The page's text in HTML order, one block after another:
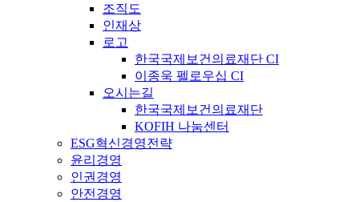
조직도
인재상
로고
한국국제보건의료재단 CI
이종욱 펠로우십 CI
오시는길
한국국제보건의료재단
KOFIH 나눔센터
ESG혁신경영전략
윤리경영
인권경영
안전경영